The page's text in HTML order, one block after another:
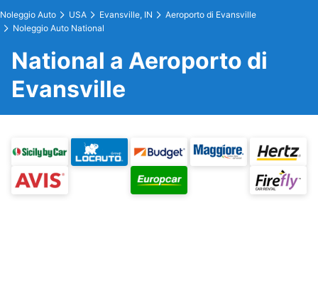
Noleggio Auto USA Evansville, IN
Aeroporto di Evansville
Noleggio Auto National
National a Aeroporto di
Evansville